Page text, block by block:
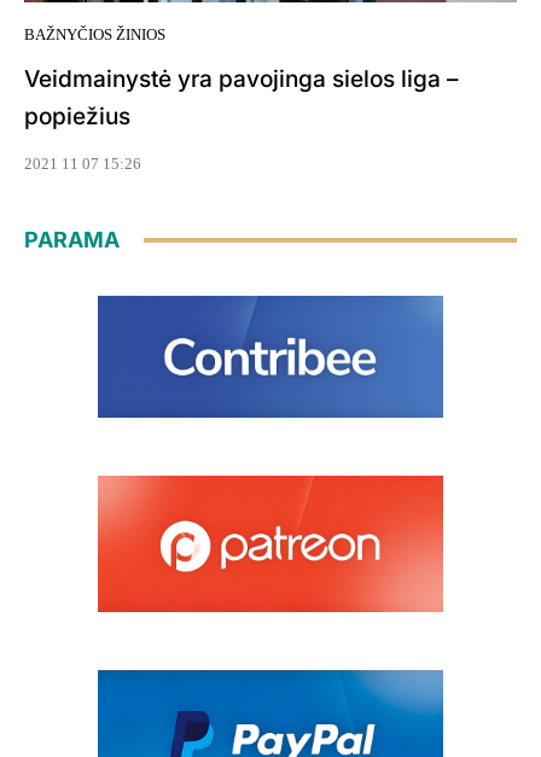
BAŽNYČIOS ŽINIOS
Veidmainystė yra pavojinga sielos liga –
popiežius
2021 11 07 15:26
PARAMA